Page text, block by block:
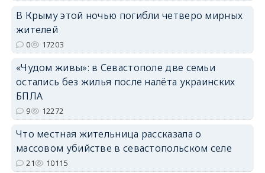
В Крыму этой ночью погибли четверо мирных
жителей
0 17203
«Чудом живы»: в Севастополе две семьи
остались без жилья после налёта украинских
БПЛА
9 12272
Что местная жительница рассказала о
массовом убийстве в севастопольском селе
21 10115